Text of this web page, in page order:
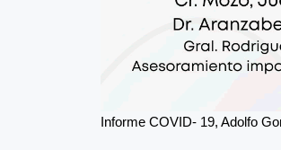
Informe COVID- 19, Adolfo